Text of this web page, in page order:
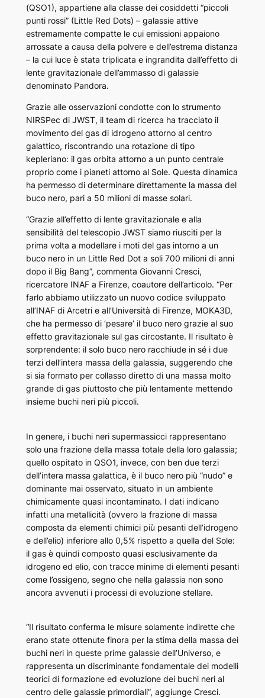
(QSO1), appartiene alla classe dei cosiddetti “piccoli
punti rossi” (Little Red Dots) – galassie attive
estremamente compatte le cui emissioni appaiono
arrossate a causa della polvere e dell’estrema distanza
– la cui luce è stata triplicata e ingrandita dall’effetto di
lente gravitazionale dell’ammasso di galassie
denominato Pandora.
Grazie alle osservazioni condotte con lo strumento
NIRSPec di JWST, il team di ricerca ha tracciato il
movimento del gas di idrogeno attorno al centro
galattico, riscontrando una rotazione di tipo
kepleriano: il gas orbita attorno a un punto centrale
proprio come i pianeti attorno al Sole. Questa dinamica
ha permesso di determinare direttamente la massa del
buco nero, pari a 50 milioni di masse solari.
“Grazie all’effetto di lente gravitazionale e alla
sensibilità del telescopio JWST siamo riusciti per la
prima volta a modellare i moti del gas intorno a un
buco nero in un Little Red Dot a soli 700 milioni di anni
dopo il Big Bang”, commenta Giovanni Cresci,
ricercatore INAF a Firenze, coautore dell’articolo. “Per
farlo abbiamo utilizzato un nuovo codice sviluppato
all’INAF di Arcetri e all’Università di Firenze, MOKA3D,
che ha permesso di ‘pesare’ il buco nero grazie al suo
effetto gravitazionale sul gas circostante. Il risultato è
sorprendente: il solo buco nero racchiude in sé i due
terzi dell’intera massa della galassia, suggerendo che
si sia formato per collasso diretto di una massa molto
grande di gas piuttosto che più lentamente mettendo
insieme buchi neri più piccoli.
In genere, i buchi neri supermassicci rappresentano
solo una frazione della massa totale della loro galassia;
quello ospitato in QSO1, invece, con ben due terzi
dell’intera massa galattica, è il buco nero più “nudo” e
dominante mai osservato, situato in un ambiente
chimicamente quasi incontaminato. I dati indicano
infatti una metallicità (ovvero la frazione di massa
composta da elementi chimici più pesanti dell’idrogeno
e dell’elio) inferiore allo 0,5% rispetto a quella del Sole:
il gas è quindi composto quasi esclusivamente da
idrogeno ed elio, con tracce minime di elementi pesanti
come l’ossigeno, segno che nella galassia non sono
ancora avvenuti i processi di evoluzione stellare.
“Il risultato conferma le misure solamente indirette che
erano state ottenute finora per la stima della massa dei
buchi neri in queste prime galassie dell’Universo, e
rappresenta un discriminante fondamentale dei modelli
teorici di formazione ed evoluzione dei buchi neri al
centro delle galassie primordiali”, aggiunge Cresci.